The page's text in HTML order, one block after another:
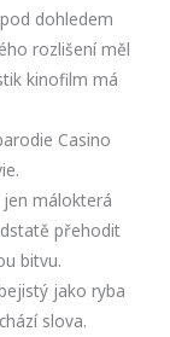
dohledem
rozlišení měl
kinofilm má
Casino
jen málokterá
přehodit
bitvu.
jako ryba
slova.